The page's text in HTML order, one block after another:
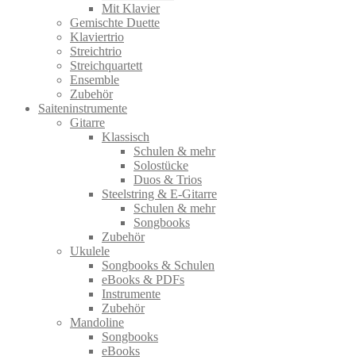
Mit Klavier
Gemischte Duette
Klaviertrio
Streichtrio
Streichquartett
Ensemble
Zubehör
Saiteninstrumente
Gitarre
Klassisch
Schulen & mehr
Solostücke
Duos & Trios
Steelstring & E-Gitarre
Schulen & mehr
Songbooks
Zubehör
Ukulele
Songbooks & Schulen
eBooks & PDFs
Instrumente
Zubehör
Mandoline
Songbooks
eBooks